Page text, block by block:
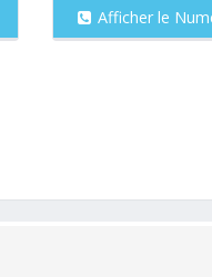
Afficher le